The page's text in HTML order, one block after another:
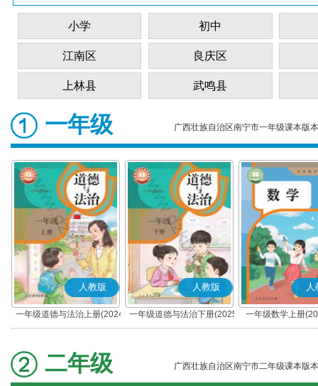
小学 初中
江南区 良庆区
上林县 武鸣县
一年级 广西壮族自治区南宁市一年级课本版本
人教版
一年级道德与法治上册(2024
秋版)(部编版)
人教版
一年级道德与法治下册(2025
春版)(部编版)
人
一年级数学上册
二年级 广西壮族自治区南宁市二年级课本版本